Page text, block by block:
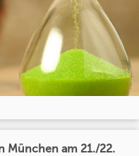
München am 21./22.